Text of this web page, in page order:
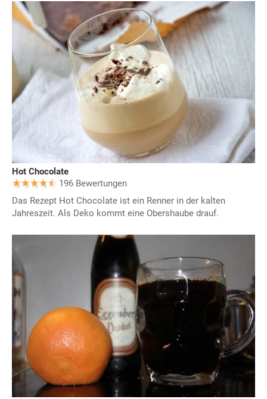
Hot Chocolate
196 Bewertungen
Das Rezept Hot Chocolate ist ein Renner in der kalten
Jahreszeit. Als Deko kommt eine Obershaube drauf.